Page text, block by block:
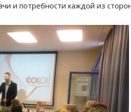
и потребности каждой из